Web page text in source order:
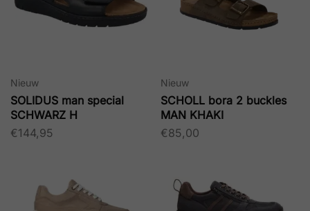
Nieuw
SOLIDUS man special
SCHWARZ H
€144,95
Nieuw
SCHOLL bora 2 buckles
MAN KHAKI
€85,00